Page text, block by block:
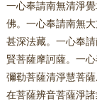
一心奉請南無清淨
佛。一心奉請南無
甚深法藏。一心奉
賢菩薩摩訶薩。一
彌勒菩薩清淨慧菩
在菩薩辨音菩薩淨